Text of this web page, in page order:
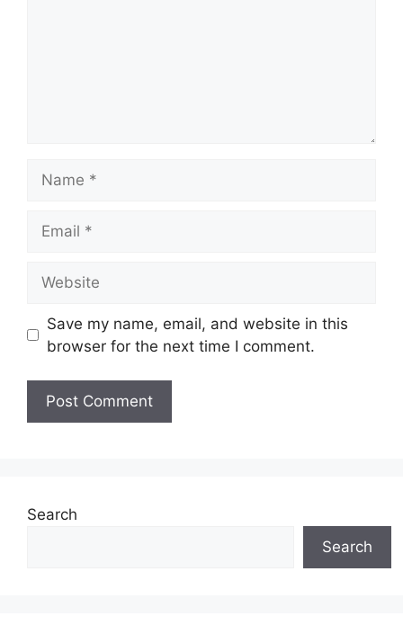
Save my name, email, and website in this
browser for the next time I comment.
Search
Search